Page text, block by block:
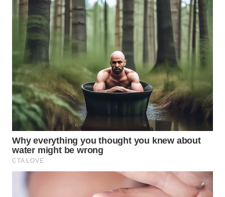
TINGGI
WN
PAKPAK
WN
KARAWANG
WN
BEKASI
WN
BOGOR
DEPOK